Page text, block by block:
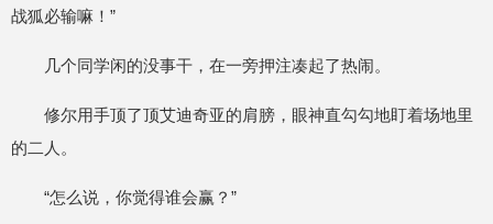
战狐必输嘛！”
几个同学闲的没事干，在一旁押注凑起了热闹。
修尔用手顶了顶艾迪奇亚的肩膀，眼神直勾勾地盯着场地里
的二人。
“怎么说，你觉得谁会赢？”